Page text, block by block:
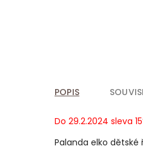
POPIS
Do 29.2.2024 sleva
Palanda elko